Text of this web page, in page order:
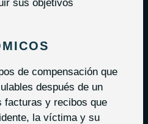
sus objetivos
de compensación que
después de un
facturas y recibos que
la víctima y su